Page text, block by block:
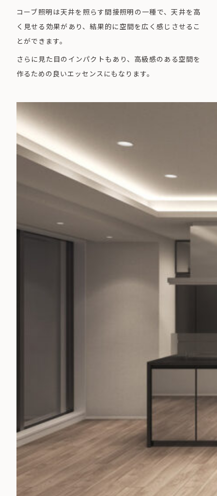
コーブ照明は天井を照らす間接照明の一種で、天井を高
く見せる効果があり、結果的に空間を広く感じさせるこ
とができます。
さらに見た目のインパクトもあり、高級感のある空間を
作るための良いエッセンスにもなります。